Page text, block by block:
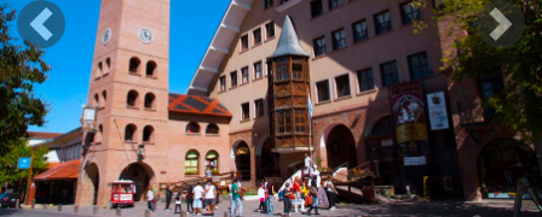
Previous Next